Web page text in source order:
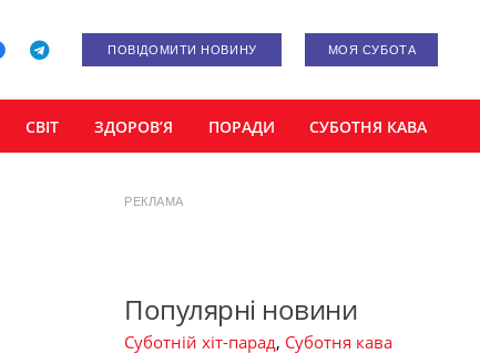
ПОВІДОМИТИ НОВИНУ МОЯ СУБОТА
СВІТ ЗДОРОВ’Я ПОРАДИ СУБОТНЯ КАВА
РЕКЛАМА
Популярні новини
Суботній хіт-парад, Суботня кава